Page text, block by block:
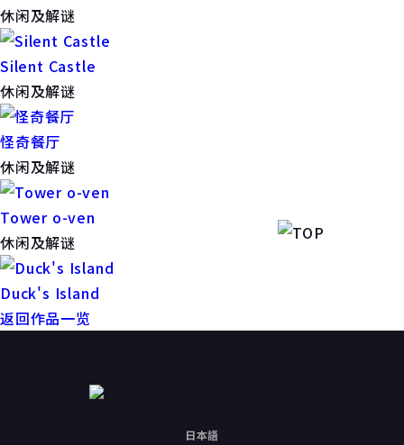
休闲及解谜
Silent Castle
休闲及解谜
怪奇餐厅
休闲及解谜
Tower o-ven
休闲及解谜
Duck's Island
返回作品一览
日本語